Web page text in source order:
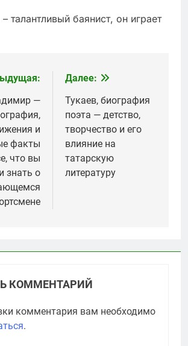
талантливый баянист, он играет
—
и
факты
что вы
знать о
Далее:
Тукаев, биография
поэта — детство,
творчество и его
влияние на
татарскую
литературу
КОММЕНТАРИЙ
комментария вам необходимо
.